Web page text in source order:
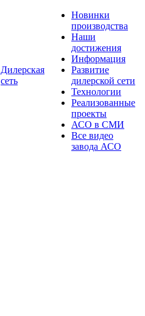
Дилерская
сеть
Новинки
производства
Наши
достижения
Информация
Развитие
дилерской сети
Технологии
Реализованные
проекты
АСО в СМИ
Все видео
завода АСО